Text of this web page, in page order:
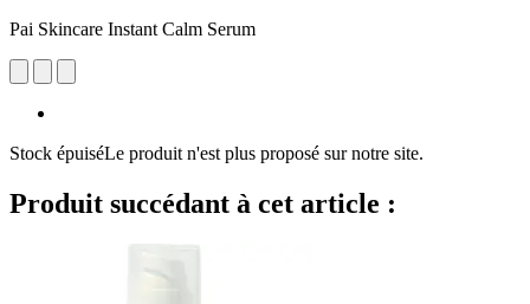
Pai Skincare Instant Calm Serum
Stock épuiséLe produit n'est plus proposé sur notre site.
Produit succédant à cet article :